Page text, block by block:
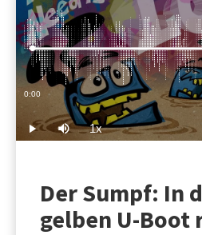
Play Mute 1xPlayback
Rate
Current
0:00
Loaded:
0.21%
Der Sumpf: In
gelben U-Boot